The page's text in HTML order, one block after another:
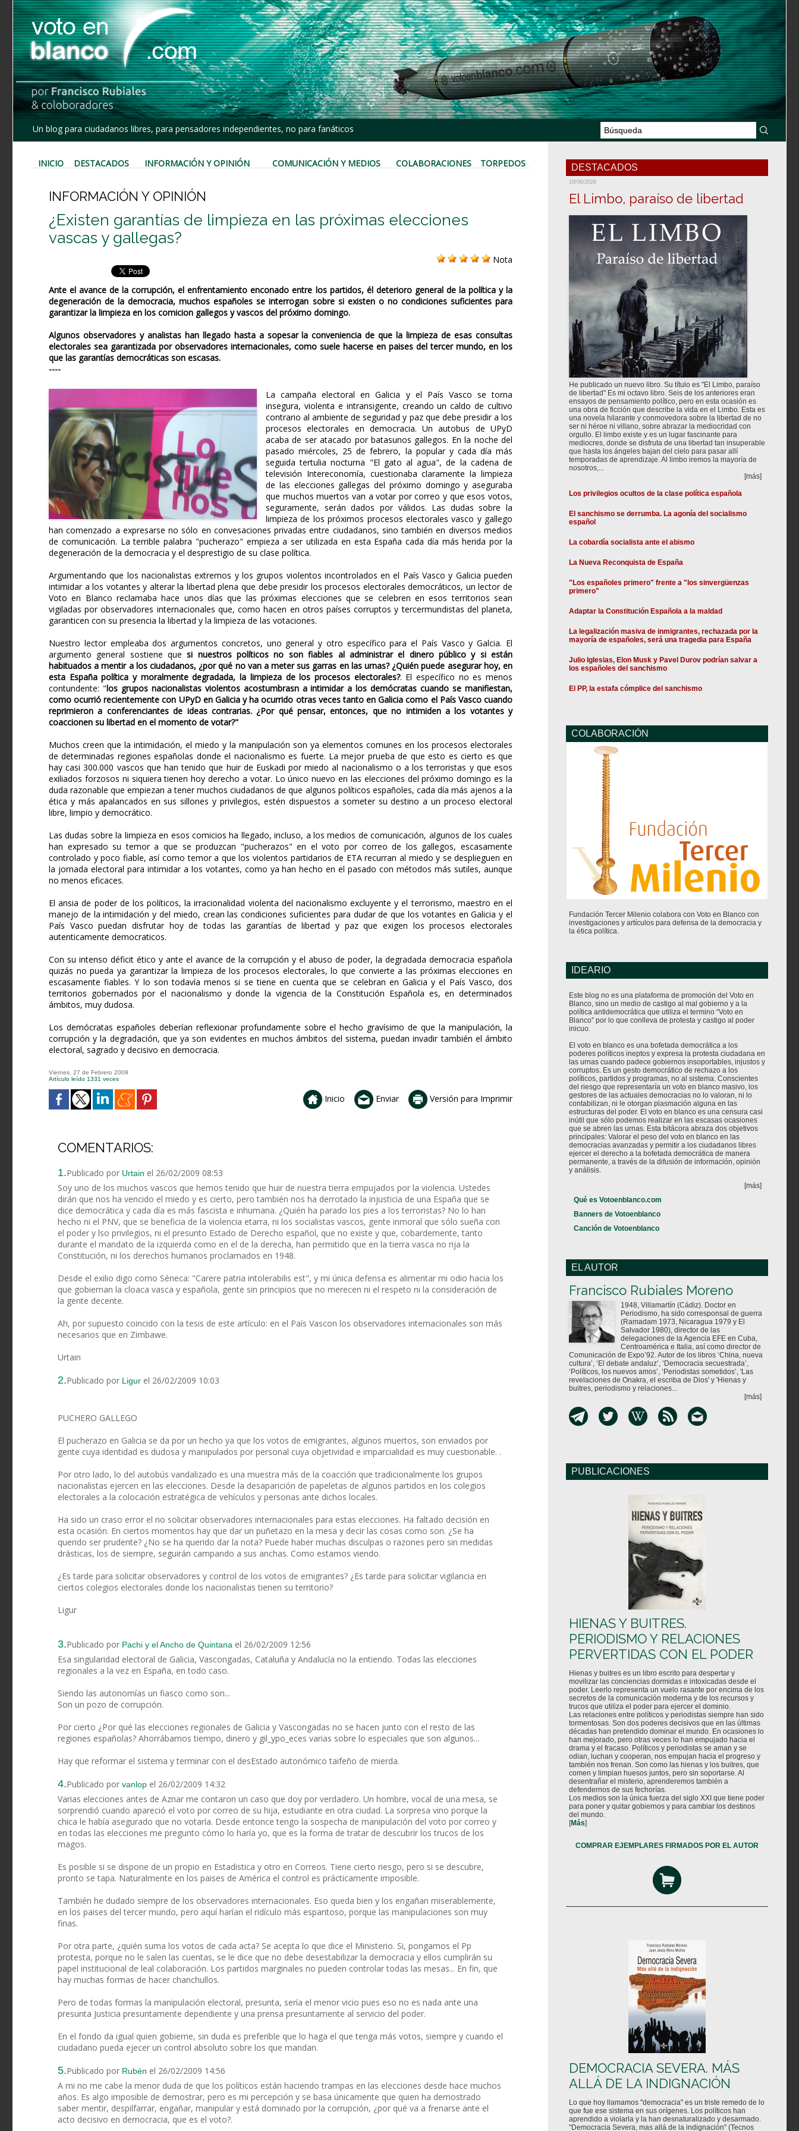
Un blog para ciudadanos libres, para pensadores independientes, no para fanáticos
INICIO DESTACADOS INFORMACIÓN Y OPINIÓN COMUNICACIÓN Y MEDIOS COLABORACIONES TORPEDOS
INFORMACIÓN Y OPINIÓN
¿Existen garantías de limpieza en las próximas elecciones
vascas y gallegas?
Nota
Ante el avance de la corrupción, el enfrentamiento enconado entre los partidos, él deterioro general de la política y la
degeneración de la democracia, muchos españoles se interrogan sobre si existen o no condiciones suficientes para
garantizar la limpieza en los comicion gallegos y vascos del próximo domingo.
Algunos observadores y analistas han llegado hasta a sopesar la conveniencia de que la limpieza de esas consultas
electorales sea garantizada por observadores internacionales, como suele hacerse en paises del tercer mundo, en los
que las garantías democráticas son escasas.
----
La campaña electoral en Galicia y el País Vasco se torna
insegura, violenta e intransigente, creando un caldo de cultivo
contrario al ambiente de seguridad y paz que debe presidir a los
procesos electorales en democracia. Un autobus de UPyD
acaba de ser atacado por batasunos gallegos. En la noche del
pasado miércoles, 25 de febrero, la popular y cada día más
seguida tertulia nocturna "El gato al agua", de la cadena de
televisión Intereconomía, cuestionaba claramente la limpieza
de las elecciones gallegas del próximo domingo y aseguraba
que muchos muertos van a votar por correo y que esos votos,
seguramente, serán dados por válidos. Las dudas sobre la
limpieza de los próximos procesos electorales vasco y gallego
han comenzado a expresarse no sólo en convesaciones privadas entre ciudadanos, sino también en diversos medios
de comunicación. La terrible palabra "pucherazo" empieza a ser utilizada en esta España cada día más herida por la
degeneración de la democracia y el desprestigio de su clase política.
Argumentando que los nacionalistas extremos y los grupos violentos incontrolados en el País Vasco y Galicia pueden
intimidar a los votantes y alterar la libertad plena que debe presidir los procesos electorales democráticos, un lector de
Voto en Blanco reclamaba hace unos días que las próximas elecciones que se celebren en esos territorios sean
vigiladas por observadores internacionales que, como hacen en otros países corruptos y tercermundistas del planeta,
garanticen con su presencia la libertad y la limpieza de las votaciones.
Nuestro lector empleaba dos argumentos concretos, uno general y otro específico para el País Vasco y Galcia. El
argumento general sostiene quesi nuestros políticos no son fiables al administrar el dinero público y si están
habituados a mentir a los ciudadanos, ¿por qué no van a meter sus garras en las urnas? ¿Quién puede asegurar hoy, en
esta España política y moralmente degradada, la limpieza de los procesos electorales?. El específico no es menos
contundente: "los grupos nacionalistas violentos acostumbrasn a intimidar a los demócratas cuando se manifiestan,
como ocurrió recientemente con UPyD en Galicia y ha ocurrido otras veces tanto en Galicia como el País Vasco cuando
reprimieron a conferenciantes de ideas contrarias. ¿Por qué pensar, entonces, que no intimiden a los votantes y
coaccionen su libertad en el momento de votar?"
Muchos creen que la intimidación, el miedo y la manipulación son ya elementos comunes en los procesos electorales
de determinadas regiones españolas donde el nacionalismo es fuerte. La mejor prueba de que esto es cierto es que
hay casi 300.000 vascos que han tenido que huir de Euskadi por miedo al nacionalismo o a los terroristas y que esos
exiliados forzosos ni siquiera tienen hoy derecho a votar. Lo único nuevo en las elecciones del próximo domingo es la
duda razonable que empiezan a tener muchos ciudadanos de que algunos políticos españoles, cada día más ajenos a la
ética y más apalancados en sus sillones y privilegios, estén dispuestos a someter su destino a un proceso electoral
libre, limpio y democrático.
Las dudas sobre la limpieza en esos comicios ha llegado, incluso, a los medios de comunicación, algunos de los cuales
han expresado su temor a que se produzcan "pucherazos" en el voto por correo de los gallegos, escasamente
controlado y poco fiable, así como temor a que los violentos partidarios de ETA recurran al miedo y se desplieguen en
la jornada electoral para intimidar a los votantes, como ya han hecho en el pasado con métodos más sutiles, aunque
no menos eficaces.
El ansia de poder de los políticos, la irracionalidad violenta del nacionalismo excluyente y el terrorismo, maestro en el
manejo de la intimidación y del miedo, crean las condiciones suficientes para dudar de que los votantes en Galicia y el
País Vasco puedan disfrutar hoy de todas las garantías de libertad y paz que exigen los procesos electorales
autenticamente democraticos.
Con su intenso déficit ético y ante el avance de la corrupción y el abuso de poder, la degradada democracia española
quizás no pueda ya garantizar la limpieza de los procesos electorales, lo que convierte a las próximas elecciones en
escasamente fiables. Y lo son todavía menos si se tiene en cuenta que se celebran en Galicia y el País Vasco, dos
territorios gobernados por el nacionalismo y donde la vigencia de la Constitución Española es, en determinados
ámbitos, muy dudosa.
Los demócratas españoles deberían reflexionar profundamente sobre el hecho gravísimo de que la manipulación, la
corrupción y la degradación, que ya son evidentes en muchos ámbitos del sistema, puedan invadir también el ámbito
electoral, sagrado y decisivo en democracia.
Viernes, 27 de Febrero 2009
Artículo leído 1331 veces
Inicio Enviar Versión para Imprimir
COMENTARIOS:
1.Publicado por Urtain el 26/02/2009 08:53
Soy uno de los muchos vascos que hemos tenido que huir de nuestra tierra empujados por la violencia. Ustedes
dirán que nos ha vencido el miedo y es cierto, pero también nos ha derrotado la injusticia de una España que se
dice democrática y cada día es más fascista e inhumana. ¿Quién ha parado los pies a los terroristas? No lo han
hecho ni el PNV, que se beneficia de la violencia etarra, ni los socialistas vascos, gente inmoral que sólo sueña con
el poder y lso privilegios, ni el presunto Estado de Derecho español, que no existe y que, cobardemente, tanto
durante el mandato de la izquierda como en el de la derecha, han permitido que en la tierra vasca no rija la
Constitución, ni los derechos humanos proclamados en 1948.
Desde el exilio digo como Séneca: "Carere patria intolerabilis est", y mi única defensa es alimentar mi odio hacia los
que gobiernan la cloaca vasca y española, gente sin principios que no merecen ni el respeto ni la consideración de
la gente decente.
Ah, por supuesto coincido con la tesis de este artículo: en el País Vascon los observadores internacionales son más
necesarios que en Zimbawe.
Urtain
2.Publicado por Ligur el 26/02/2009 10:03
PUCHERO GALLEGO
El pucherazo en Galicia se da por un hecho ya que los votos de emigrantes, algunos muertos, son enviados por
gente cuya identidad es dudosa y manipulados por personal cuya objetividad e imparcialidad es muy cuestionable. .
Por otro lado, lo del autobús vandalizado es una muestra más de la coacción que tradicionalmente los grupos
nacionalistas ejercen en las elecciones. Desde la desaparición de papeletas de algunos partidos en los colegios
electorales a la colocación estratégica de vehículos y personas ante dichos locales.
Ha sido un craso error el no solicitar observadores internacionales para estas elecciones. Ha faltado decisión en
esta ocasión. En ciertos momentos hay que dar un puñetazo en la mesa y decir las cosas como son. ¿Se ha
querido ser prudente? ¿No se ha querido dar la nota? Puede haber muchas disculpas o razones pero sin medidas
drásticas, los de siempre, seguirán campando a sus anchas. Como estamos viendo.
¿Es tarde para solicitar observadores y control de los votos de emigrantes? ¿Es tarde para solicitar vigilancia en
ciertos colegios electorales donde los nacionalistas tienen su territorio?
Ligur
3.Publicado por Pachi y el Ancho de Quintana el 26/02/2009 12:56
Esa singularidad electoral de Galicia, Vascongadas, Cataluña y Andalucía no la entiendo. Todas las elecciones
regionales a la vez en España, en todo caso.
Siendo las autonomías un fiasco como son...
Son un pozo de corrupción.
Por cierto ¿Por qué las elecciones regionales de Galicia y Vascongadas no se hacen junto con el resto de las
regiones españolas? Ahorrábamos tiempo, dinero y gil_ypo_eces varias sobre lo especiales que son algunos...
Hay que reformar el sistema y terminar con el desEstado autonómico taifeño de mierda.
4.Publicado por vanlop el 26/02/2009 14:32
Varias elecciones antes de Aznar me contaron un caso que doy por verdadero. Un hombre, vocal de una mesa, se
sorprendió cuando apareció el voto por correo de su hija, estudiante en otra ciudad. La sorpresa vino porque la
chica le había asegurado que no votaría. Desde entonce tengo la sospecha de manipulación del voto por correo y
en todas las elecciones me pregunto cómo lo haría yo, que es la forma de tratar de descubrir los trucos de los
magos.
Es posible si se dispone de un propio en Estadistica y otro en Correos. Tiene cierto riesgo, pero si se descubre,
pronto se tapa. Naturalmente en los paises de América el control es prácticamente imposible.
También he dudado siempre de los observadores internacionales. Eso queda bien y los engañan miserablemente,
en los paises del tercer mundo, pero aquí harían el ridículo más espantoso, porque las manipulaciones son muy
finas.
Por otra parte, ¿quién suma los votos de cada acta? Se acepta lo que dice el Ministerio. Si, pongamos el Pp
protesta, porque no le salen las cuentas, se le dice que no debe desestabilizar la democracia y ellos cumplirán su
papel institucional de leal colaboración. Los partidos marginales no pueden controlar todas las mesas... En fin, que
hay muchas formas de hacer chanchullos.
Pero de todas formas la manipulación electoral, presunta, sería el menor vicio pues eso no es nada ante una
presunta Justicia presuntamente dependiente y una prensa presuntamente al servicio del poder.
En el fondo da igual quien gobierne, sin duda es preferible que lo haga el que tenga más votos, siempre y cuando el
ciudadano pueda ejecer un control absoluto sobre los que mandan.
5.Publicado por Rubén el 26/02/2009 14:56
A mi no me cabe la menor duda de que los políticos están haciendo trampas en las elecciones desde hace muchos
años. Es algo imposible de demostrar, pero es mi percepción y se basa únicamente que quien ha demostrado
saber mentir, despilfarrar, engañar, manipular y está dominado por la corrupción, ¿por qué va a frenarse ante el
acto decisivo en democracia, que es el voto?.
DESTACADOS
18/06/2026
El Limbo, paraíso de libertad
He publicado un nuevo libro. Su título es "El Limbo, paraíso
de libertad" Es mi octavo libro. Seis de los anteriores eran
ensayos de pensamiento político, pero en esta ocasión es
una obra de ficción que describe la vida en el Limbo. Esta es
una novela hilarante y conmovedora sobre la libertad de no
ser ni héroe ni villano, sobre abrazar la mediocridad con
orgullo. El limbo existe y es un lugar fascinante para
mediocres, donde se disfruta de una libertad tan insuperable
que hasta los ángeles bajan del cielo para pasar allí
temporadas de aprendizaje. Al limbo iremos la mayoría de
nosotros,...
[más]
Los privilegios ocultos de la clase política española
El sanchismo se derrumba. La agonía del socialismo
español
La cobardía socialista ante el abismo
La Nueva Reconquista de España
"Los españoles primero" frente a "los sinvergüenzas
primero"
Adaptar la Constitución Española a la maldad
La legalización masiva de inmigrantes, rechazada por la
mayoría de españoles, será una tragedia para España
Julio Iglesias, Elon Musk y Pavel Durov podrían salvar a
los españoles del sanchismo
El PP, la estafa cómplice del sanchismo
COLABORACIÓN
Fundación Tercer Milenio colabora con Voto en Blanco con
investigaciones y artículos para defensa de la democracia y
la ética política.
IDEARIO
Este blog no es una plataforma de promoción del Voto en
Blanco, sino un medio de castigo al mal gobierno y a la
política antidemocrática que utiliza el termino “Voto en
Blanco” por lo que conlleva de protesta y castigo al poder
inicuo.
El voto en blanco es una bofetada democrática a los
poderes políticos ineptos y expresa la protesta ciudadana en
las urnas cuando padece gobiernos insoportables, injustos y
corruptos. Es un gesto democrático de rechazo a los
políticos, partidos y programas, no al sistema. Conscientes
del riesgo que representaría un voto en blanco masivo, los
gestores de las actuales democracias no lo valoran, ni lo
contabilizan, ni le otorgan plasmación alguna en las
estructuras del poder. El voto en blanco es una censura casi
inútil que sólo podemos realizar en las escasas ocasiones
que se abren las urnas. Esta bitácora abraza dos objetivos
principales: Valorar el peso del voto en blanco en las
democracias avanzadas y permitir a los ciudadanos libres
ejercer el derecho a la bofetada democrática de manera
permanente, a través de la difusión de información, opinión
y análisis.
[más]
Qué es Votoenblanco.com
Banners de Votoenblanco
Canción de Votoenblanco
EL AUTOR
Francisco Rubiales Moreno
1948, Villamartín (Cádiz). Doctor en
Periodismo, ha sido corresponsal de guerra
(Ramadam 1973, Nicaragua 1979 y El
Salvador 1980), director de las
delegaciones de la Agencia EFE en Cuba,
Centroamérica e Italia, así como director de
Comunicación de Expo’92. Autor de los libros ‘China, nueva
cultura’, ‘El debate andaluz’, ‘Democracia secuestrada’,
‘Políticos, los nuevos amos’, ‘Periodistas sometidos’, 'Las
revelaciones de Onakra, el escriba de Dios' y 'Hienas y
buitres, periodismo y relaciones...
[más]
PUBLICACIONES
HIENAS Y BUITRES.
PERIODISMO Y RELACIONES
PERVERTIDAS CON EL PODER
Hienas y buitres es un libro escrito para despertar y
movilizar las conciencias dormidas e intoxicadas desde el
poder. Leerlo representa un vuelo rasante por encima de los
secretos de la comunicación moderna y de los recursos y
trucos que utiliza el poder para ejercer el dominio.
Las relaciones entre políticos y periodistas siempre han sido
tormentosas. Son dos poderes decisivos que en las últimas
décadas han pretendido dominar el mundo. En ocasiones lo
han mejorado, pero otras veces lo han empujado hacia el
drama y el fracaso. Políticos y periodistas se aman y se
odian, luchan y cooperan, nos empujan hacia el progreso y
también nos frenan. Son como las hienas y los buitres, que
comen y limpian huesos juntos, pero sin soportarse. Al
desentrañar el misterio, aprenderemos también a
defendernos de sus fechorías.
Los medios son la única fuerza del siglo XXI que tiene poder
para poner y quitar gobiernos y para cambiar los destinos
del mundo.
[Más]
COMPRAR EJEMPLARES FIRMADOS POR EL AUTOR
DEMOCRACIA SEVERA. MÁS
ALLÁ DE LA INDIGNACIÓN
Lo que hoy llamamos "democracia" es un triste remedo de lo
que fue ese sistema en sus orígenes. Los políticos han
aprendido a violarla y la han desnaturalizado y desarmado.
"Democracia Severa, mas allá de la indignación" (Tecnos